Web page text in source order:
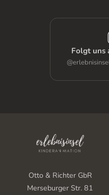
Folgt uns
Otto & Richter GbR
Merseburger Str. 81